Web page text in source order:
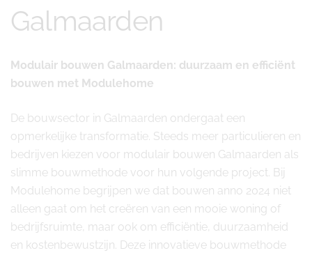
Galmaarden
Modulair bouwen Galmaarden: duurzaam en efficiënt
bouwen met Modulehome
De bouwsector in Galmaarden ondergaat een
opmerkelijke transformatie. Steeds meer particulieren en
bedrijven kiezen voor modulair bouwen Galmaarden als
slimme bouwmethode voor hun volgende project. Bij
Modulehome begrijpen we dat bouwen anno 2024 niet
alleen gaat om het creëren van een mooie woning of
bedrijfsruimte, maar ook om efficiëntie, duurzaamheid
en kostenbewustzijn. Deze innovatieve bouwmethode